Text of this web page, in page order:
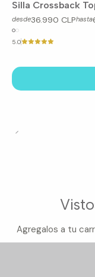
Silla Crossback
desde36.990 CLPhasta
5.0
Agregalos a tu